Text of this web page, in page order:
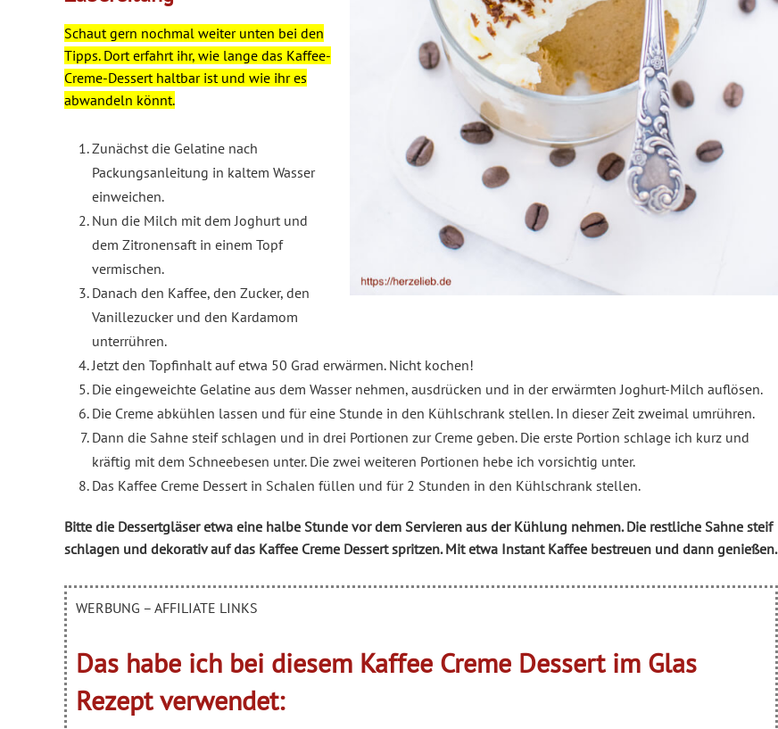
Schaut gern nochmal weiter unten bei den
Tipps. Dort erfahrt ihr, wie lange das Kaffee-
Creme-Dessert haltbar ist und wie ihr es
abwandeln könnt.
Zunächst die Gelatine nach
Packungsanleitung in kaltem Wasser
einweichen.
Nun die Milch mit dem Joghurt und
dem Zitronensaft in einem Topf
vermischen.
Danach den Kaffee, den Zucker, den
Vanillezucker und den Kardamom
unterrühren.
Jetzt den Topfinhalt auf etwa 50 Grad erwärmen. Nicht kochen!
Die eingeweichte Gelatine aus dem Wasser nehmen, ausdrücken und in der erwärmten Joghurt-Milch auflösen.
Die Creme abkühlen lassen und für eine Stunde in den Kühlschrank stellen. In dieser Zeit zweimal umrühren.
Dann die Sahne steif schlagen und in drei Portionen zur Creme geben. Die erste Portion schlage ich kurz und
kräftig mit dem Schneebesen unter. Die zwei weiteren Portionen hebe ich vorsichtig unter.
Das Kaffee Creme Dessert in Schalen füllen und für 2 Stunden in den Kühlschrank stellen.
Bitte die Dessertgläser etwa eine halbe Stunde vor dem Servieren aus der Kühlung nehmen. Die restliche Sahne steif
schlagen und dekorativ auf das Kaffee Creme Dessert spritzen. Mit etwa Instant Kaffee bestreuen und dann genießen.
WERBUNG – AFFILIATE LINKS
Das habe ich bei diesem Kaffee Creme Dessert im Glas
Rezept verwendet: